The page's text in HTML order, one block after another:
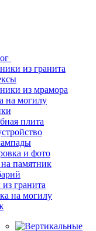
из гранита
из мрамора
на могилу
плита
и фото
памятник
гранита
на могилу